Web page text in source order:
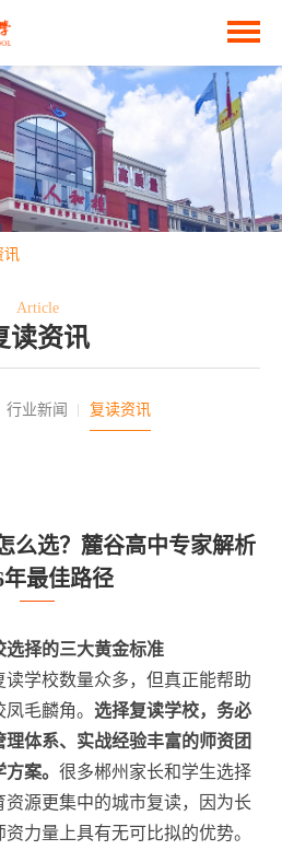
讯
Article
读资讯
行业新闻 复读资讯
么选？麓谷高中专家解析
年最佳路径
选择的三大黄金标准
学校数量众多，但真正能帮助
毛麟角。 选择复读学校，务必
体系、实战经验丰富的师资团
案。 很多郴州家长和学生选择
源更集中的城市复读，因为长
力量上具有无可比拟的优势。